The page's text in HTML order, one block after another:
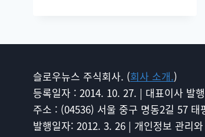
슬로우뉴스 주식회사. (회사 소개.)
등록일자 : 2014. 10. 27. | 대표이사 발
주소 : (04536) 서울 중구 명동2길 57
발행일자: 2012. 3. 26 | 개인정보 관리